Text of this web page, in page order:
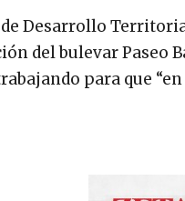
Desarrollo
del bulevar Paseo
para que